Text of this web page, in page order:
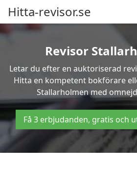
Hitta-revisor.se
Revisor
Letar du efter en auktoriserad
Hitta en kompetent bokförare
Stallarholmen med
Få 3 erbjudanden, gratis och